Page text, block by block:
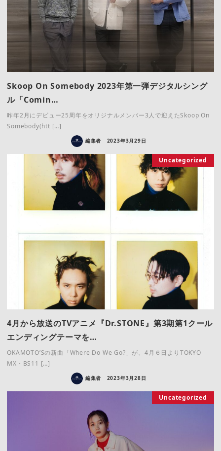
Skoop On Somebody 2023年第一弾デジタルシング
ル「Comin…
昨年2月にデビュー25周年をオリジナルメンバー3人で迎えたSkoop On
Somebody(htt […]
編集者 2023年3月29日
Uncategorized
4月から放送のTVアニメ『Dr.STONE』第3期第1クール
エンディングテーマを…
OKAMOTO’Sの新曲「Where Do We Go?」が、4月６日よりTOKYO
MX・BS11 […]
編集者 2023年3月28日
Uncategorized